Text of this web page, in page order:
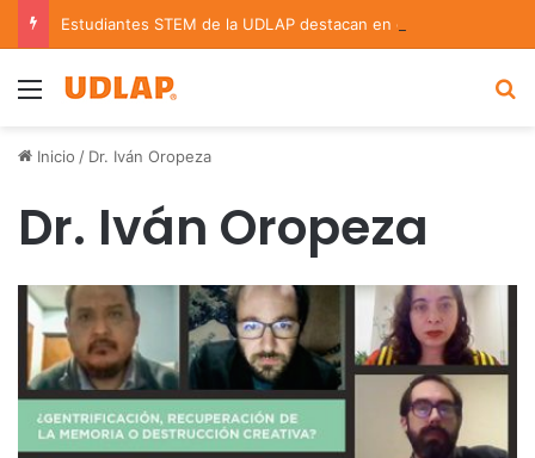
Menu
Inicio / Dr. Iván Oropeza
Dr. Iván Oropeza